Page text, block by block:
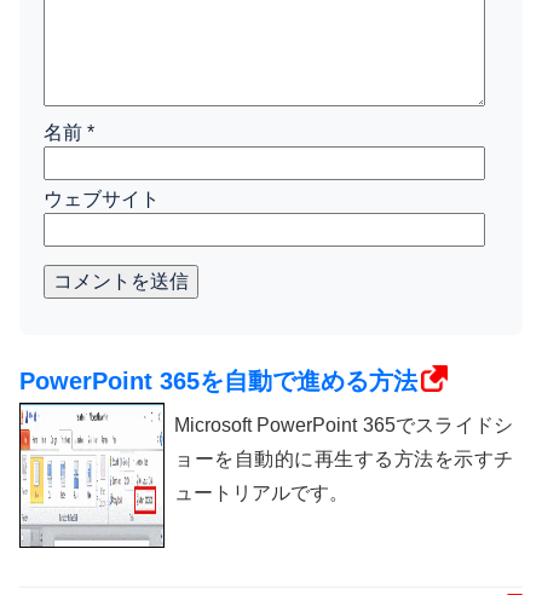
名前 *
ウェブサイト
コメントを送信
PowerPoint 365を自動で進める方法
Microsoft PowerPoint 365でスライドシ
ョーを自動的に再生する方法を示すチ
ュートリアルです。